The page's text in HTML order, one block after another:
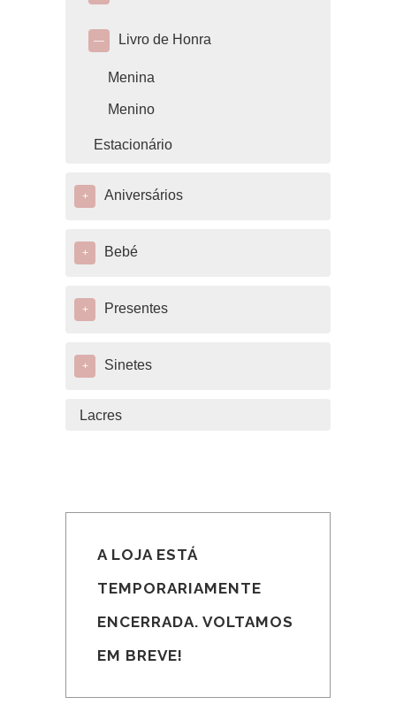
— Livro de Honra
Menina
Menino
Estacionário
+ Aniversários
+ Bebé
+ Presentes
+ Sinetes
Lacres
A LOJA ESTÁ
TEMPORARIAMENTE
ENCERRADA. VOLTAMOS
EM BREVE!